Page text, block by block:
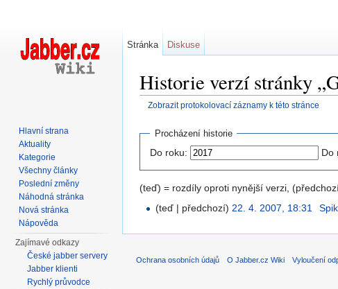
Historie verzí stránky
Zobrazit protokolovací záznamy k této stránce
Procházení historie
Do roku: Do
(teď) = rozdíly oproti nynější verzi,
(teď | předchozí) 22. 4. 2007, 18:31
Stránka Diskuse
Hlavní strana
Aktuality
Kategorie
Všechny články
Poslední změny
Náhodná stránka
Nová stránka
Nápověda
Zajímavé odkazy
České jabber servery
Jabber klienti
Rychlý průvodce
Ochrana osobních údajů O Jabber.cz Wiki Vyloučení